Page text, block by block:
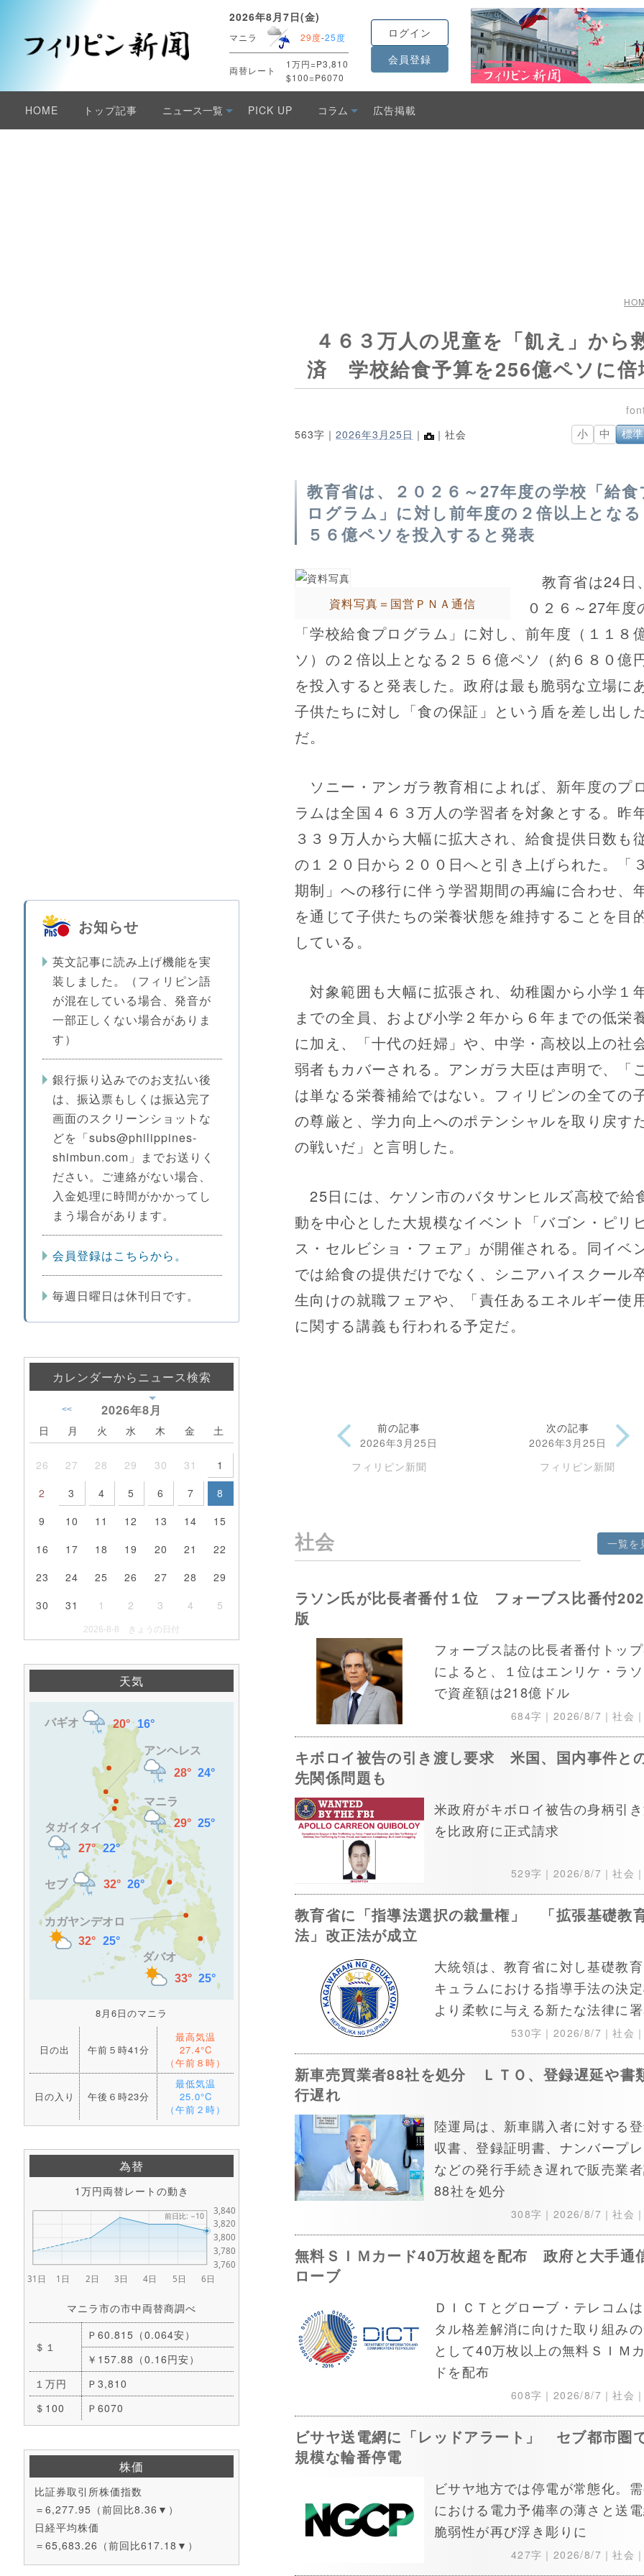
2026年8月7日(金)
マニラ 29度-25度
両替レート
1万円=P3,810
$100=P6070
ログイン
会員登録
HOME トップ記事 ニュース一覧 PICK UP コラム 広告掲載
お知らせ
英文記事に読み上げ機能を実
装しました。（フィリピン語
が混在している場合、発音が
一部正しくない場合がありま
す）
銀行振り込みでのお支払い後
は、振込票もしくは振込完了
画面のスクリーンショットな
どを「subs@philippines-
shimbun.com」までお送りく
ださい。ご連絡がない場合、
入金処理に時間がかかってし
まう場合があります。
会員登録はこちらから。
毎週日曜日は休刊日です。
カレンダーからニュース検索
2026年8月
<<
日 月 火 水 木 金 土
26 27 28 29 30 31
1
2
3 4 5 6 7
8
9
10 11 12 13 14
15
16
17 18 19 20 21
22
23
24 25 26 27 28
29
30
31 1 2 3 4 5
2026-8-8 きょうの日付
天気
8月6日のマニラ
日の出 午前５時41分
最高気温
27.4°C
（午前８時）
日の入り 午後６時23分
最低気温
25.0°C
（午前２時）
為替
1万円両替レートの動き
マニラ市の市中両替商調べ
＄１
Ｐ60.815（0.064安）
￥157.88（0.16円安）
１万円
Ｐ3,810
＄100
Ｐ6070
株価
比証券取引所株価指数
＝6,277.95（前回比8.36▼）
日経平均株価
＝65,683.26（前回比617.18▼）
４６３万人の児童を「飢え」から
済 学校給食予算を256億ペソに倍
563字｜ 2026年3月25日 ｜ ｜社会 小 中 標準
教育省は、２０２６～27年度の学校「給食
ログラム」に対し前年度の２倍以上となる
５６億ペソを投入すると発表
資料写真＝国営ＰＮＡ通信
教育省は24日
０２６～27年度
「学校給食プログラム」に対し、前年度（１１８
ソ）の２倍以上となる２５６億ペソ（約６８０億円
を投入すると発表した。政府は最も脆弱な立場に
子供たちに対し「食の保証」という盾を差し出し
だ。
ソニー・アンガラ教育相によれば、新年度のプ
ラムは全国４６３万人の学習者を対象とする。昨
３３９万人から大幅に拡大され、給食提供日数も
の１２０日から２００日へと引き上げられた。「
期制」への移行に伴う学習期間の再編に合わせ、
を通じて子供たちの栄養状態を維持することを目
している。
対象範囲も大幅に拡張され、幼稚園から小学１
までの全員、および小学２年から６年までの低栄
に加え、「十代の妊婦」や、中学・高校以上の社
弱者もカバーされる。アンガラ大臣は声明で、「
は単なる栄養補給ではない。フィリピンの全ての
の尊厳と、学力向上へのポテンシャルを取り戻す
の戦いだ」と言明した。
25日には、ケソン市のバタサンヒルズ高校で給
動を中心とした大規模なイベント「バゴン・ピリ
ス・セルビショ・フェア」が開催される。同イベ
では給食の提供だけでなく、シニアハイスクール
生向けの就職フェアや、「責任あるエネルギー使用
に関する講義も行われる予定だ。
前の記事
2026年3月25日
フィリピン新聞
次の記事
2026年3月25日
フィリピン新聞
社会 一覧を
ラソン氏が比長者番付１位 フォーブス比番付
版
フォーブス誌の比長者番付トッ
によると、１位はエンリケ・ラ
で資産額は218億ドル
684字｜ 2026/8/7 ｜社会｜
キボロイ被告の引き渡し要求 米国、国内事件と
先関係問題も
米政府がキボロイ被告の身柄引き
を比政府に正式請求
529字｜ 2026/8/7 ｜社会｜
教育省に「指導法選択の裁量権」 「拡張基礎教
法」改正法が成立
大統領は、教育省に対し基礎教育
キュラムにおける指導手法の決
より柔軟に与える新たな法律に署
530字｜ 2026/8/7 ｜社会｜
新車売買業者88社を処分 ＬＴＯ、登録遅延や書
行遅れ
陸運局は、新車購入者に対する
収書、登録証明書、ナンバープレ
などの発行手続き遅れで販売業
88社を処分
308字｜ 2026/8/7 ｜社会｜
無料ＳＩＭカード40万枚超を配布 政府と大手通
ローブ
ＤＩＣＴとグローブ・テレコム
タル格差解消に向けた取り組み
として40万枚以上の無料ＳＩＭ
ドを配布
608字｜ 2026/8/7 ｜社会｜
ビサヤ送電網に「レッドアラート」 セブ都市圏
規模な輪番停電
ビサヤ地方では停電が常態化。
における電力予備率の薄さと送
脆弱性が再び浮き彫りに
427字｜ 2026/8/7 ｜社会｜